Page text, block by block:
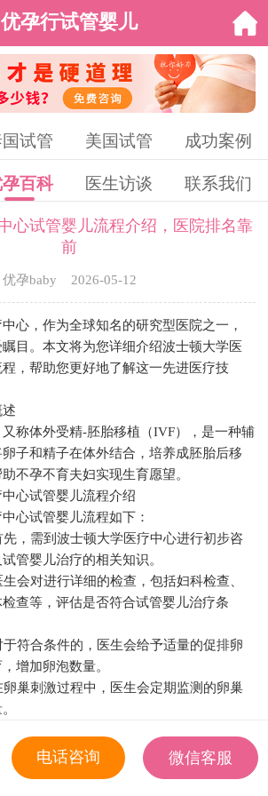
优孕行试管婴儿
试管 美国试管 成功案例
百科 医生访谈 联系我们
心试管婴儿流程介绍，医院排名靠
前
优孕baby 2026-05-12
，作为全球知名的研究型医院之一，
目。本文将为您详细介绍波士顿大学医
，帮助您更好地了解这一先进医疗技
体外受精-胚胎移植（IVF），是一种辅
子和精子在体外结合，培养成胚胎后移
不孕不育夫妇实现生育愿望。
心试管婴儿流程介绍
试管婴儿流程如下：
需到波士顿大学医疗中心进行初步咨
管婴儿治疗的相关知识。
对进行详细的检查，包括妇科检查、
查等，评估是否符合试管婴儿治疗条
合条件的，医生会给予适量的促排卵
增加卵泡数量。
刺激过程中，医生会定期监测的卵巢
丈夫或精子库提供的精子也会进行采
电话咨询
微信客服